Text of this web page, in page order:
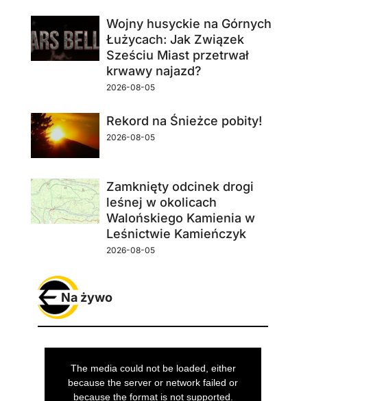
Wojny husyckie na Górnych
Łużycach: Jak Związek
Sześciu Miast przetrwał
krwawy najazd?
2026-08-05
Rekord na Śnieżce pobity!
2026-08-05
Zamknięty odcinek drogi
leśnej w okolicach
Walońskiego Kamienia w
Leśnictwie Kamieńczyk
2026-08-05
Na żywo